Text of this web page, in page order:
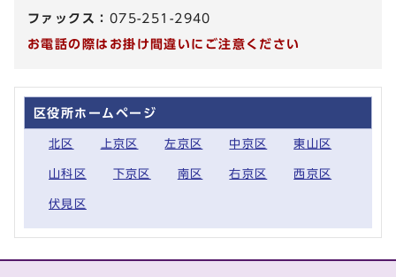
ファックス： 075-251-2940
お電話の際はお掛け間違いにご注意ください
区役所ホームページ
北区 上京区 左京区 中京区 東山区
山科区 下京区 南区 右京区 西京区
伏見区